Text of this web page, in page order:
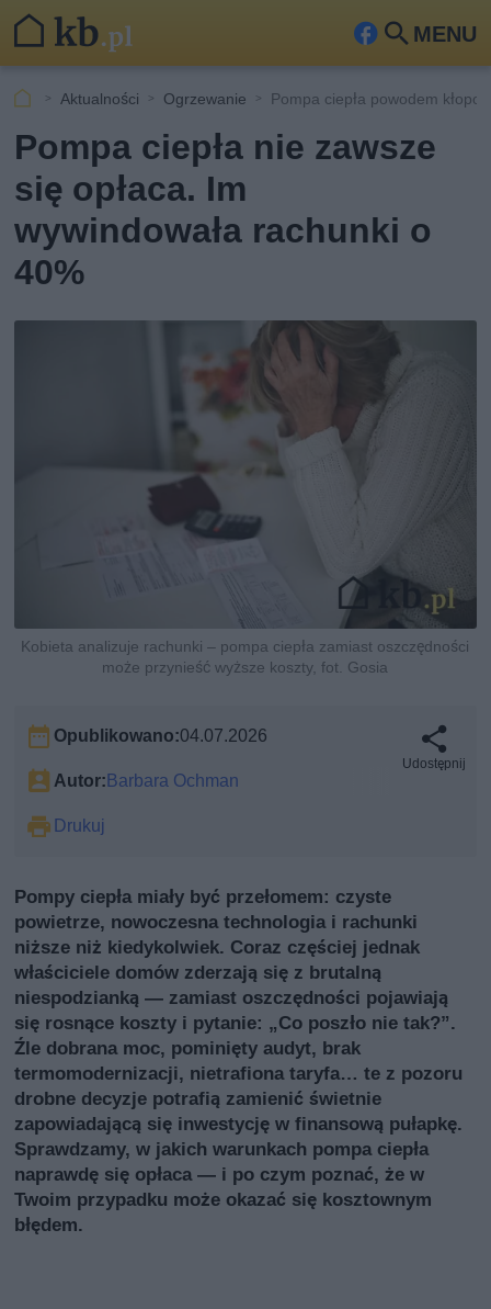
MENU
Fa
ceb
ook
Szu
Aktualności Ogrzewanie Pompa ciepła powodem
Pompa ciepła nie zawsze
się opłaca. Im
wywindowała rachunki o
40%
Kobieta analizuje rachunki – pompa ciepła zamiast oszczędności
może przynieść wyższe koszty, fot. Gosia
Opublikowano:04.07.2026
Autor:Barbara Ochman
Drukuj
Udostępnij
Pompy ciepła miały być przełomem: czyste
powietrze, nowoczesna technologia i rachunki
niższe niż kiedykolwiek. Coraz częściej jednak
właściciele domów zderzają się z brutalną
niespodzianką — zamiast oszczędności pojawiają
się rosnące koszty i pytanie: „Co poszło nie tak?”.
Źle dobrana moc, pominięty audyt, brak
termomodernizacji, nietrafiona taryfa… te z pozoru
drobne decyzje potrafią zamienić świetnie
zapowiadającą się inwestycję w finansową pułapkę.
Sprawdzamy, w jakich warunkach pompa ciepła
naprawdę się opłaca — i po czym poznać, że w
Twoim przypadku może okazać się kosztownym
błędem.